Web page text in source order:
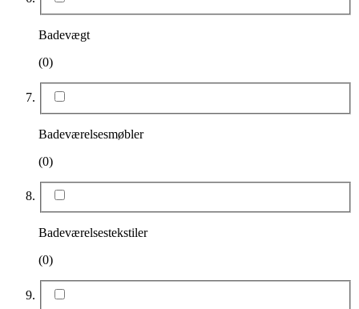
Badevægt
(0)
Badeværelsesmøbler
(0)
Badeværelsestekstiler
(0)